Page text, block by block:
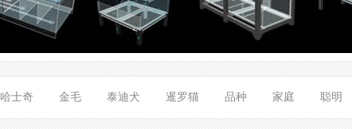
哈士奇 金毛 泰迪犬 暹罗猫 品种 家庭 聪明